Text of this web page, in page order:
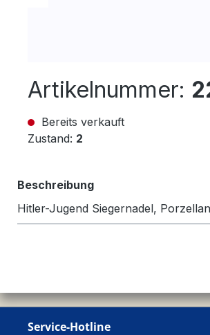
Artikelnummer:
Bereits verkauft
Zustand: 2
Beschreibung
Hitler-Jugend Siegernadel, Porzellan
Service-Hotline